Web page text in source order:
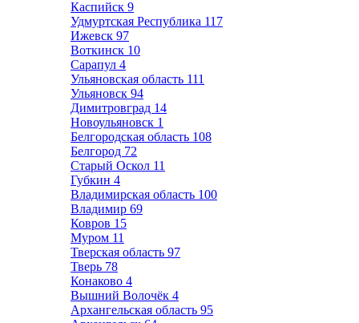
Каспийск 9
Удмуртская Республика 117
Ижевск 97
Воткинск 10
Сарапул 4
Ульяновская область 111
Ульяновск 94
Димитровград 14
Новоульяновск 1
Белгородская область 108
Белгород 72
Старый Оскол 11
Губкин 4
Владимирская область 100
Владимир 69
Ковров 15
Муром 11
Тверская область 97
Тверь 78
Конаково 4
Вышний Волочёк 4
Архангельская область 95